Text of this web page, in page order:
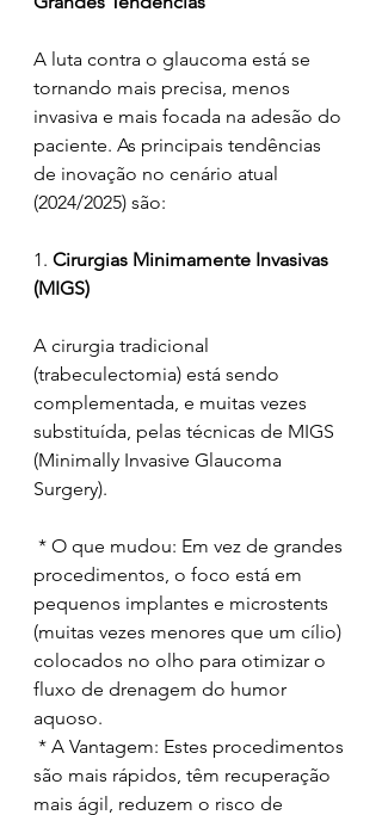
A luta contra o glaucoma está se
tornando mais precisa, menos
invasiva e mais focada na adesão do
paciente. As principais tendências
de inovação no cenário atual
(2024/2025) são:
1. Cirurgias Minimamente Invasivas
(MIGS)
A cirurgia tradicional
(trabeculectomia) está sendo
complementada, e muitas vezes
substituída, pelas técnicas de MIGS
(Minimally Invasive Glaucoma
Surgery).
procedimentos, o foco está em
pequenos implantes e microstents
(muitas vezes menores que um cílio)
colocados no olho para otimizar o
fluxo de drenagem do humor
aquoso.
são mais rápidos, têm recuperação
mais ágil, reduzem o risco de